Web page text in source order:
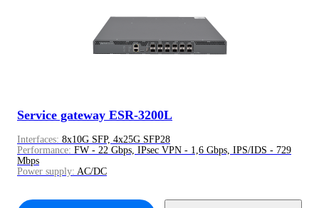
Service gateway ESR-3200L
Interfaces: 8x10G SFP, 4x25G SFP28
Performance: FW - 22 Gbps, IPsec VPN - 1,6 Gbps, IPS/IDS - 729
Mbps
Power supply: AC/DC